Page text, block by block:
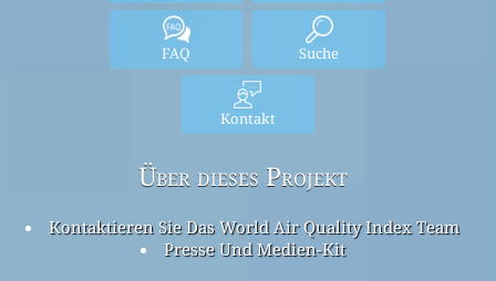
FAQ Suche
Kontakt
Über dieses Projekt
Kontaktieren Sie Das World Air Quality Index Team
Presse Und Medien-Kit